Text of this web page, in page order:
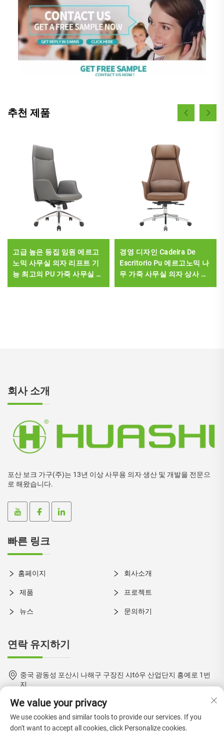
추천 제품
고급 높은 등집 임원 에르고
노믹 사무실 의자 리프트 기
능 최고의 PU 가죽 사무실 가
경영 디자인 Cadeira De
Escritorio Pu 에르고노믹 나
무 가죽 사무실 의자 상사 관
회사 소개
포산 보크 가구(주)는 13년 이상 사무용 의자 생산 및 개발을 전문으
로 해왔습니다.
빠른 링크
홈페이지 회사소개
제품 프로젝트
뉴스 문의하기
연락 유지하기
중국 광동성 포산시 나해구 구장진 샤tó우 산업단지 흥예로 1번
지
+86-18924550960
[email protected]
We value your privacy
We use cookies and similar tools to provide our services. If you
don't want to accept all cookies, click Personalize cookies.